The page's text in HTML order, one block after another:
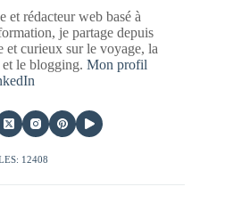
et rédacteur web basé à
je partage depuis
et curieux sur le voyage, la
le blogging. Mon profil
12408